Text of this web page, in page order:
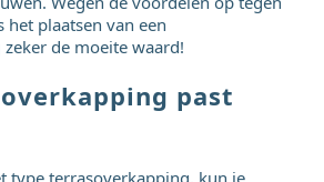
het plaatsen van een
zeker de moeite waard!
past
type terrasoverkapping, kun je